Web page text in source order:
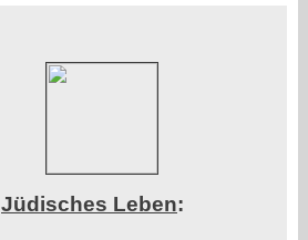
Jüdisches Leben: